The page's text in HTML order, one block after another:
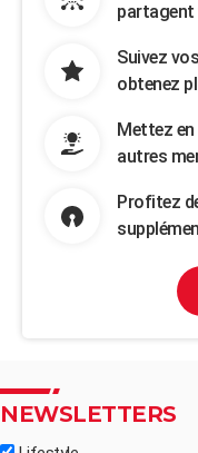
Suivez
obtenez
Mettez
autres
Profitez
NEWSLETTERS